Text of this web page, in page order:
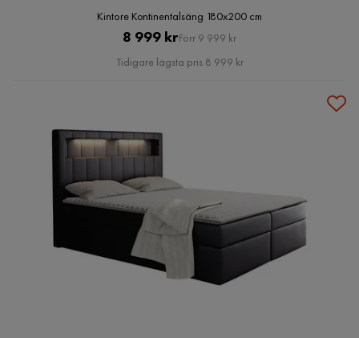
Kintore Kontinentalsäng 180x200 cm
Pris
8 999 krOriginal
Pris
Förr 9 999 kr
Tidigare lägsta pris 8 999 kr